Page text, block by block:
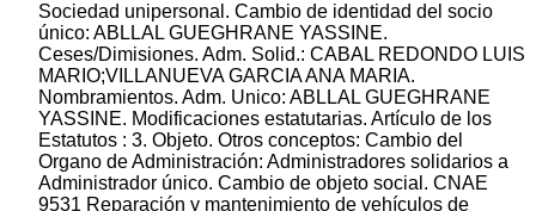
Sociedad unipersonal. Cambio de identidad del socio
único: ABLLAL GUEGHRANE YASSINE.
Ceses/Dimisiones. Adm. Solid.: CABAL REDONDO LUIS
MARIO;VILLANUEVA GARCIA ANA MARIA.
Nombramientos. Adm. Unico: ABLLAL GUEGHRANE
YASSINE. Modificaciones estatutarias. Artículo de los
Estatutos : 3. Objeto. Otros conceptos: Cambio del
Organo de Administración: Administradores solidarios a
Administrador único. Cambio de objeto social. CNAE
9531 Reparación y mantenimiento de vehículos de